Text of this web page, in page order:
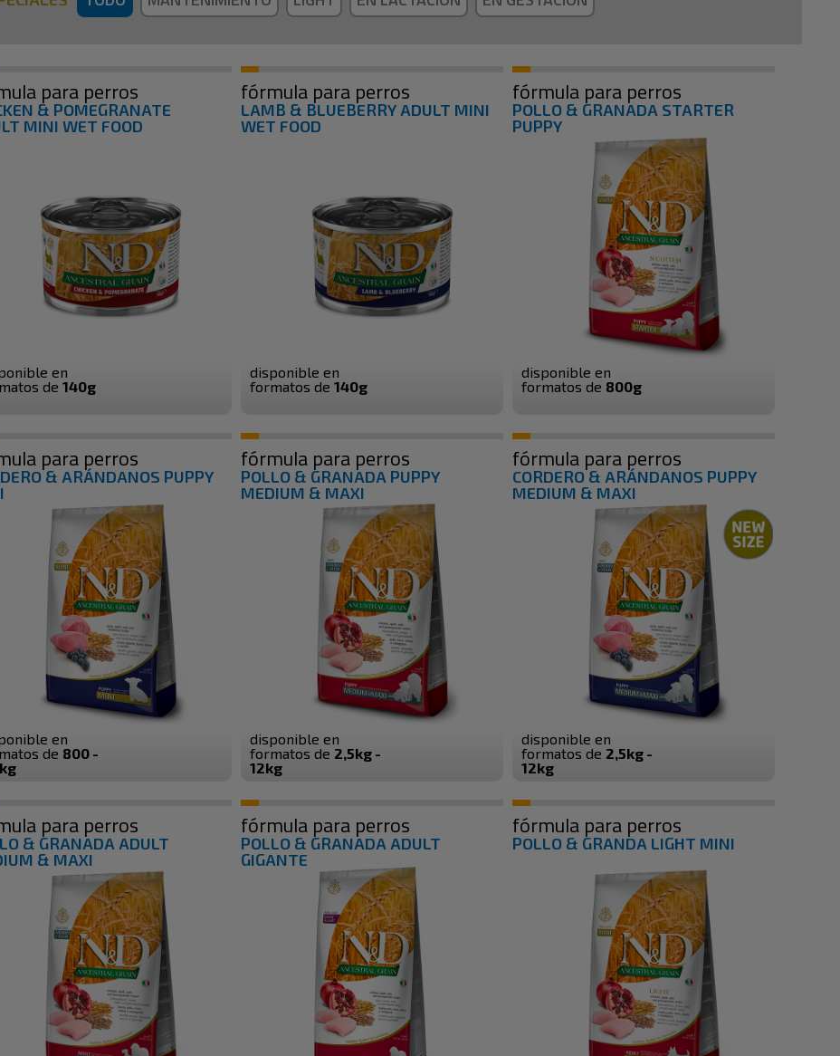
para perros
& POMEGRANATE
MINI WET FOOD
en
de 140g
fórmula para perros
LAMB & BLUEBERRY ADULT MINI
WET FOOD
disponible en
formatos de 140g
fórmula para perros
POLLO & GRANADA STARTER
PUPPY
disponible en
formatos de 800g
para perros
& ARÁNDANOS PUPPY
en
de 800 -
fórmula para perros
POLLO & GRANADA PUPPY
MEDIUM & MAXI
disponible en
formatos de 2,5kg -
12kg
fórmula para perros
CORDERO & ARÁNDANOS PUPPY
MEDIUM & MAXI
disponible en
formatos de 2,5kg -
12kg
para perros
& GRANADA ADULT
& MAXI
fórmula para perros
POLLO & GRANADA ADULT
GIGANTE
fórmula para perros
POLLO & GRANDA LIGHT MINI